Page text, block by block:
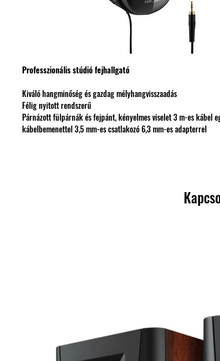
Professzionális stúdió fejhallgató
Kiváló hangminőség és gazdag mélyhangvisszaadás
Félig nyitott rendszerű
Párnázott fülpárnák és fejpánt, kényelmes viselet 3 m-es kábel
kábelbemenettel 3,5 mm-es csatlakozó 6,3 mm-es adapterrel